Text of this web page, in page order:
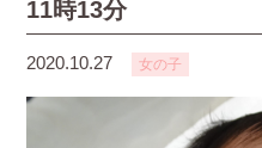
11時13分
2020.10.27 女の子